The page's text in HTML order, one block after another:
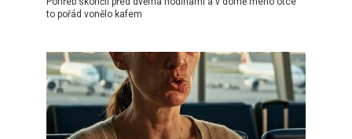
to pořád vonělo kafem